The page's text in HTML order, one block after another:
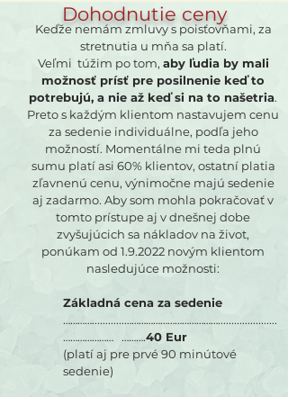
Dohodnutie ceny
Keďže nemám zmluvy s poisťovňami, za
stretnutia u mňa sa platí.
Veľmi túžim po tom, aby ľudia by mali
možnosť prísť pre posilnenie keď to
potrebujú, a nie až keď si na to našetria.
Preto s každým klientom nastavujem cenu
za sedenie individuálne, podľa jeho
možností. Momentálne mi teda plnú
sumu platí asi 60% klientov, ostatní platia
zľavnenú cenu, výnimočne majú sedenie
aj zadarmo. Aby som mohla pokračovať v
tomto prístupe aj v dnešnej dobe
zvyšujúcich sa nákladov na život,
ponúkam od 1.9.2022 novým klientom
nasledujúce možnosti:
Základná cena za sedenie
…………............…………………………………......................
………………… ……….40 Eur
(platí aj pre prvé 90 minútové
sedenie)